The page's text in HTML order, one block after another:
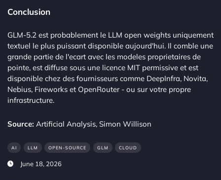
Conclusion
GLM-5.2 est probablement le LLM open weights uniquement
textuel le plus puissant disponible aujourd'hui. Il comble une
grande partie de l'ecart avec les modeles proprietaires de
pointe, est diffuse sous une licence MIT permissive et est
disponible chez des fournisseurs comme DeepInfra, Novita,
Nebius, Fireworks et OpenRouter - ou sur votre propre
infrastructure.
Source: Artificial Analysis, Simon Willison
AI LLM OPEN-SOURCE GLM CLOUD
June 18, 2026